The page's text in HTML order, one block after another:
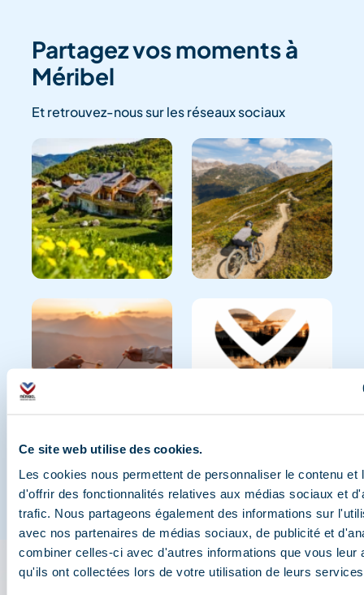
Ce site web utilise des cookies.
Les cookies nous permettent de personnaliser le contenu et
d'offrir des fonctionnalités relatives aux médias sociaux et
trafic. Nous partageons également des informations sur
avec nos partenaires de médias sociaux, de publicité et
combiner celles-ci avec d'autres informations que vous leur
qu'ils ont collectées lors de votre utilisation de leurs
Partagez vos moments à
Méribel
Et retrouvez-nous sur les réseaux sociaux